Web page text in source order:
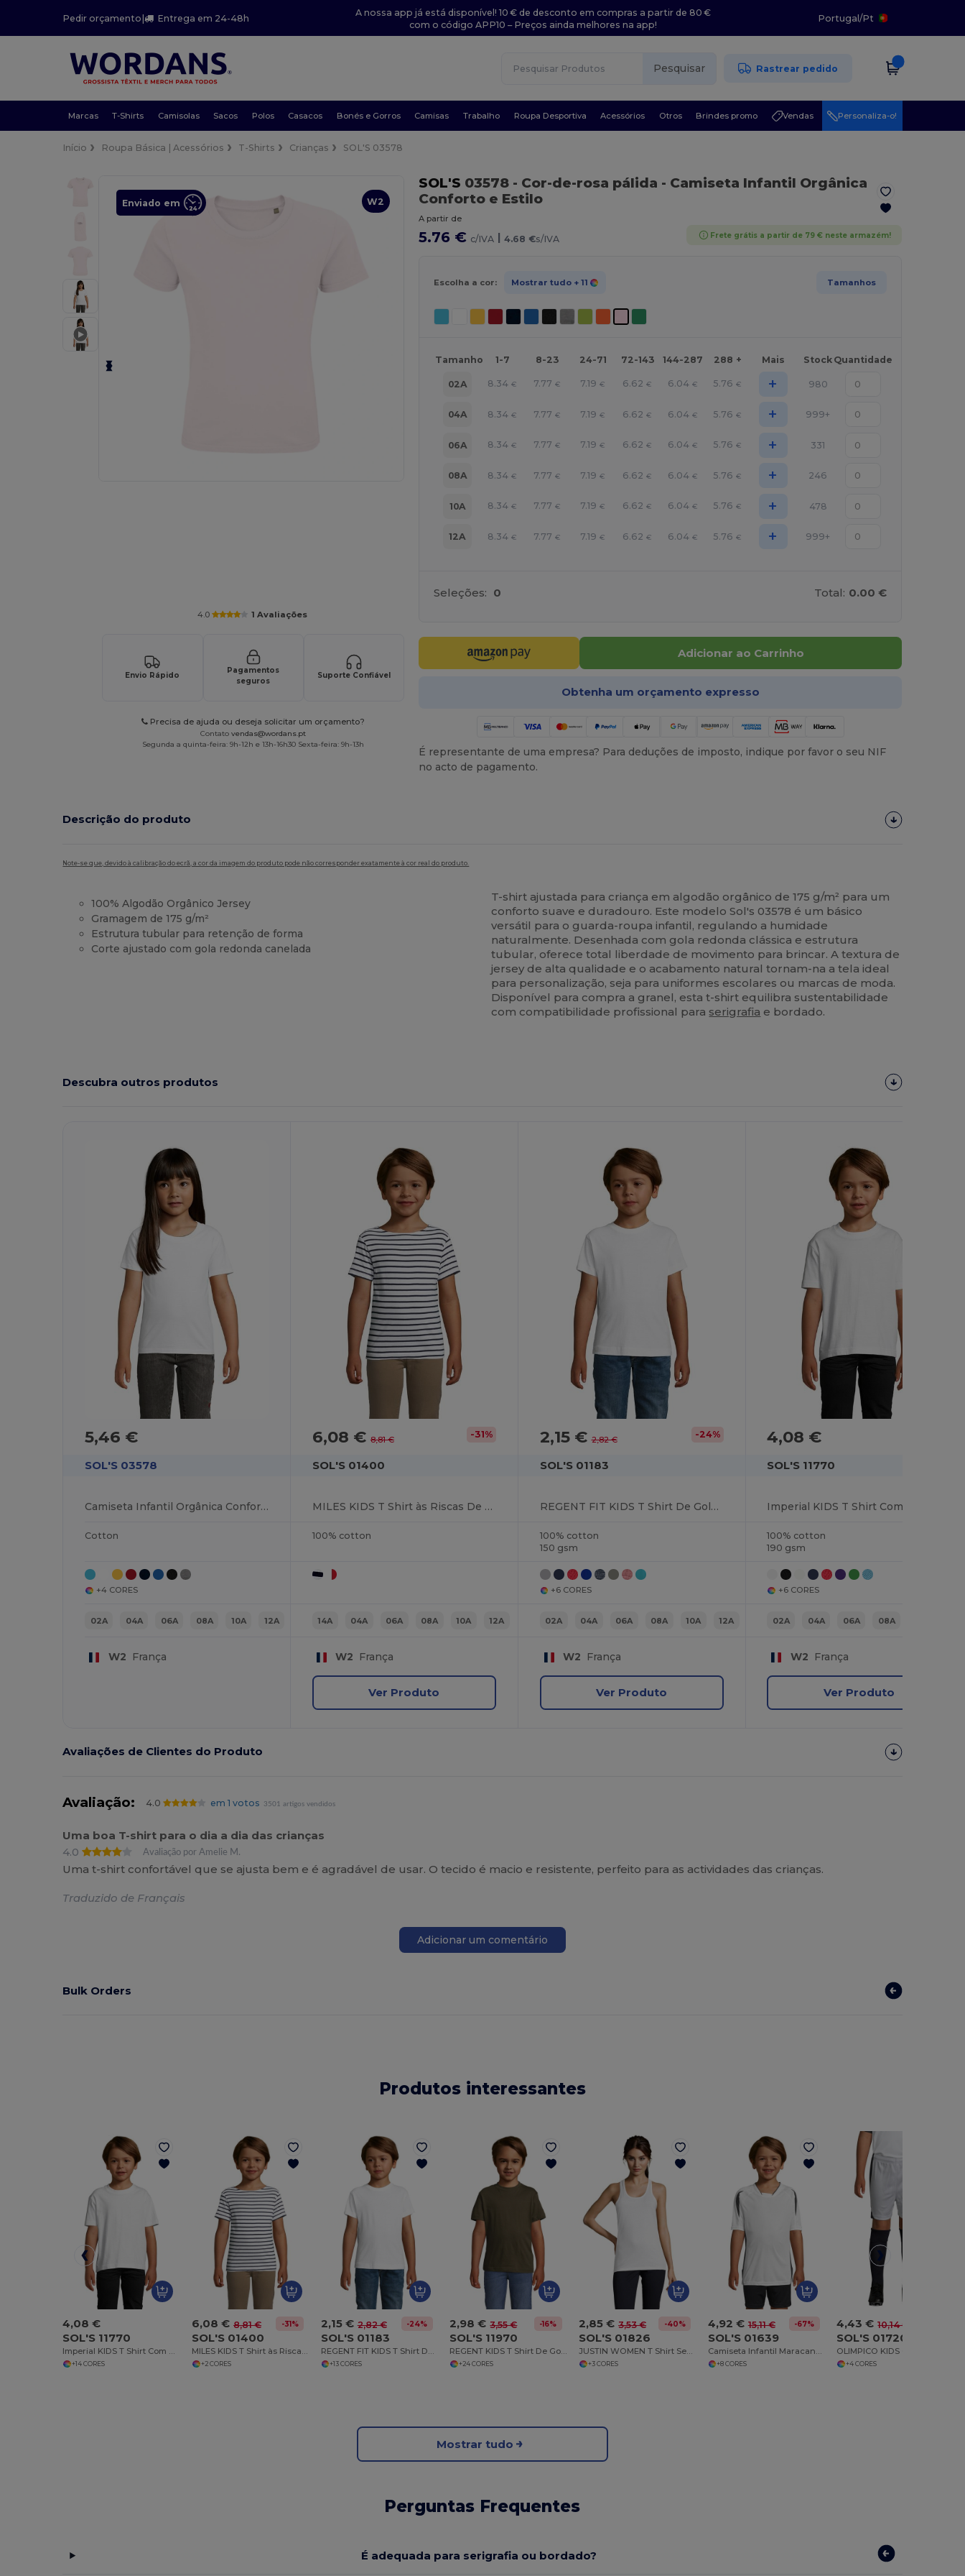
Pedir orçamento| Entrega em 24-48h
A nossa app já está disponível! 10 € de desconto em compras a partir de 80 €
com o código APP10 – Preços ainda melhores na app!
Portugal/Pt
Pesquisar Rastrear pedido
Marcas T-Shirts Camisolas Sacos Polos Casacos Bonés e Gorros Camisas Trabalho Roupa Desportiva Acessórios Otros Brindes promo Vendas Personaliza-o!
Início Roupa Básica | Acessórios T-Shirts Crianças SOL'S 03578
W2
Enviado em
4.0 1 Avaliações
Envio Rápido
Pagamentos
seguros
Suporte Confiável
Precisa de ajuda ou deseja solicitar um orçamento?
Contatovendas@wordans.pt
Segunda a quinta-feira: 9h-12h e 13h-16h30 Sexta-feira: 9h-13h
SOL'S 03578 - Cor-de-rosa pálida - Camiseta Infantil Orgânica
Conforto e Estilo
A partir de
5.76 € c/IVA | 4.68 €s/IVA Frete grátis a partir de 79 € neste armazém!
Escolha a cor: Mostrar tudo + 11 Tamanhos
Tamanho 1-7 8-23 24-71 72-143 144-287 288 + Mais Stock Quantidade
02A 8.34 € 7.77 € 7.19 € 6.62 € 6.04 € 5.76 € + 980
04A 8.34 € 7.77 € 7.19 € 6.62 € 6.04 € 5.76 € + 999+
06A 8.34 € 7.77 € 7.19 € 6.62 € 6.04 € 5.76 € + 331
08A 8.34 € 7.77 € 7.19 € 6.62 € 6.04 € 5.76 € + 246
10A 8.34 € 7.77 € 7.19 € 6.62 € 6.04 € 5.76 € + 478
12A 8.34 € 7.77 € 7.19 € 6.62 € 6.04 € 5.76 € + 999+
Seleções: 0 Total: 0.00 €
Adicionar ao Carrinho
Obtenha um orçamento expresso
É representante de uma empresa? Para deduções de imposto, indique por favor o seu NIF
no acto de pagamento.
Descrição do produto
Note-se que, devido à calibração do ecrã, a cor da imagem do produto pode não corresponder exatamente à cor real do produto.
100% Algodão Orgânico Jersey
Gramagem de 175 g/m²
Estrutura tubular para retenção de forma
Corte ajustado com gola redonda canelada
T-shirt ajustada para criança em algodão orgânico de 175 g/m² para um
conforto suave e duradouro. Este modelo Sol's 03578 é um básico
versátil para o guarda-roupa infantil, regulando a humidade
naturalmente. Desenhada com gola redonda clássica e estrutura
tubular, oferece total liberdade de movimento para brincar. A textura de
jersey de alta qualidade e o acabamento natural tornam-na a tela ideal
para personalização, seja para uniformes escolares ou marcas de moda.
Disponível para compra a granel, esta t-shirt equilibra sustentabilidade
com compatibilidade profissional para serigrafia e bordado.
Descubra outros produtos
Personalize-
5,46 €
SOL'S 03578
Camiseta Infantil Orgânica Conforto e Estilo
Cotton
+4 CORES
02A 04A 06A 08A 10A 12A
W2 França
6,08 € 8,81 € -31%
SOL'S 01400
MILES KIDS T Shirt às Riscas De Gola Redonda Para Criança
100% cotton
14A 04A 06A 08A 10A 12A
W2 França
Ver Produto
2,15 €2,82 € -24%
SOL'S 01183
REGENT FIT KIDS T Shirt De Gola Redonda Para Criança
100% cotton
150 gsm
+6 CORES
02A 04A 06A 08A 10A 12A
W2 França
Ver Produto
4,08 €
SOL'S 11770
100% cotton
190 gsm
+6 CORES
02A 04A 06A 08A
W2 França
Ver Produto
Avaliações de Clientes do Produto
Avaliação: 4.0 em 1 votos 3501 artigos vendidos
Uma boa T-shirt para o dia a dia das crianças
4.0
Avaliação por Amelie M.
Uma t-shirt confortável que se ajusta bem e é agradável de usar. O tecido é macio e resistente, perfeito para as actividades das crianças.
Traduzido de Français
Adicionar um comentário
Bulk Orders
Produtos interessantes
4,08 €
SOL'S 11770
Imperial KIDS T Shirt Com Gola Redonda Para Criança
+14 CORES
6,08 € 8,81 € -31%
SOL'S 01400
MILES KIDS T Shirt às Riscas De Gola Redonda Para Criança
+2 CORES
2,15 € 2,82 € -24%
SOL'S 01183
REGENT FIT KIDS T Shirt De Gola Redonda Para Criança
+13 CORES
2,98 € 3,55 € -16%
SOL'S 11970
REGENT KIDS T Shirt De Gola Redonda Para Criança
+24 CORES
2,85 € 3,53 € -40%
SOL'S 01826
JUSTIN WOMEN T Shirt Sem Mangas Para Senhora
+3 CORES
4,92 € 15,11 € -67%
SOL'S 01639
Camiseta Infantil Maracanã 2 com Mangas Raglan e Ventilação
+8 CORES
4,43 € 10,14 €
SOL'S 01720
+4 CORES
Mostrar tudo
Perguntas Frequentes
É adequada para serigrafia ou bordado?